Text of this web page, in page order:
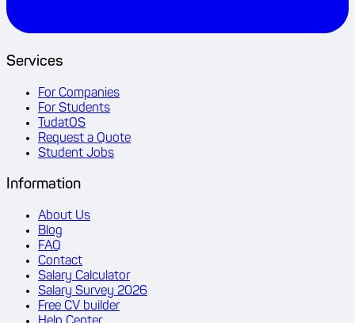
Services
For Companies
For Students
TudatOS
Request a Quote
Student Jobs
Information
About Us
Blog
FAQ
Contact
Salary Calculator
Salary Survey 2026
Free CV builder